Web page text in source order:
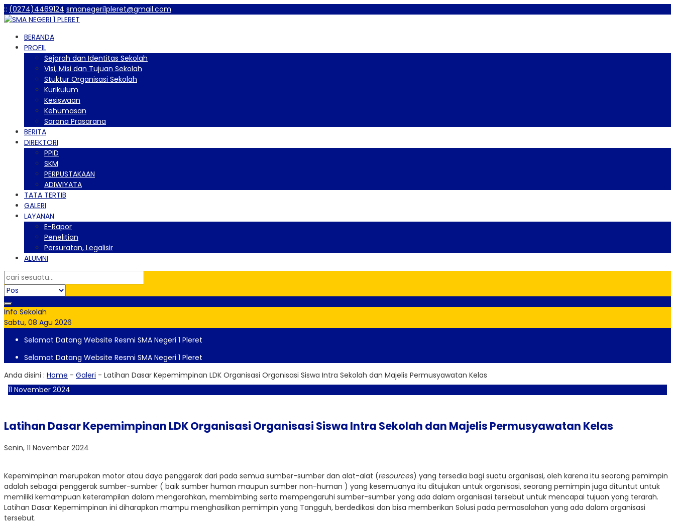
:: (0274)4469124 smanegeri1pleret@gmail.com
BERANDA
PROFIL
Sejarah dan Identitas Sekolah
Visi, Misi dan Tujuan Sekolah
Stuktur Organisasi Sekolah
Kurikulum
Kesiswaan
Kehumasan
Sarana Prasarana
BERITA
DIREKTORI
PPID
SKM
PERPUSTAKAAN
ADIWIYATA
TATA TERTIB
GALERI
LAYANAN
E-Rapor
Penelitian
Persuratan, Legalisir
ALUMNI
Info Sekolah
Sabtu, 08 Agu 2026
Selamat Datang Website Resmi SMA Negeri 1 Pleret
Selamat Datang Website Resmi SMA Negeri 1 Pleret
Anda disini : Home - Galeri - Latihan Dasar Kepemimpinan LDK Organisasi Organisasi Siswa Intra Sekolah dan Majelis Permusyawatan Kelas
11 November 2024
Latihan Dasar Kepemimpinan LDK Organisasi Organisasi Siswa Intra Sekolah dan Majelis Permusyawatan Kelas
Senin, 11 November 2024
Kepemimpinan merupakan motor atau daya penggerak dari pada semua sumber-sumber dan alat-alat (resources) yang tersedia bagi suatu organisasi, oleh karena itu seorang pemimpin
adalah sebagai penggerak sumber-sumber ( baik sumber human maupun sumber non-human ) yang kesemuanya itu ditujukan untuk organisasi, seorang pemimpin juga dituntut untuk
memiliki kemampuan keterampilan dalam mengarahkan, membimbing serta mempengaruhi sumber-sumber yang ada dalam organisasi tersebut untuk mencapai tujuan yang terarah.
Latihan Dasar Kepemimpinan ini diharapkan mampu menghasilkan pemimpin yang Tangguh, berdedikasi dan bisa memberikan Solusi pada permasalahan yang ada dalam organisasi
tersebut.